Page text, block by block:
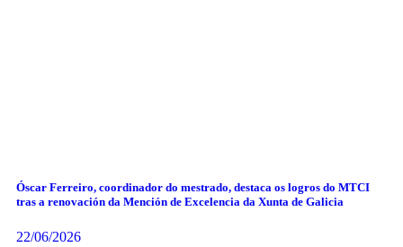
Óscar Ferreiro, coordinador do mestrado, destaca os logros do MTCI
tras a renovación da Mención de Excelencia da Xunta de Galicia
22/06/2026